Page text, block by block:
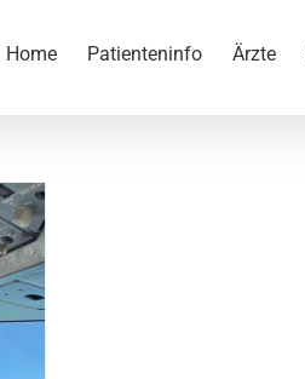
Home Patienteninfo Ärzte